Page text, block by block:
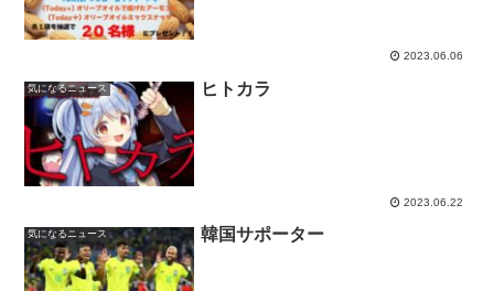
2023.06.06
気になるニュース ヒトカラ
2023.06.22
気になるニュース 韓国サポーター